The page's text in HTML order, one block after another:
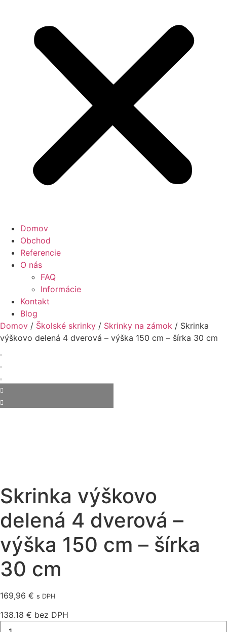
Domov
Obchod
Referencie
O nás
FAQ
Informácie
Kontakt
Blog
Domov / Školské skrinky / Skrinky na zámok / Skrinka
výškovo delená 4 dverová – výška 150 cm – šírka 30 cm
Skrinka výškovo
delená 4 dverová –
výška 150 cm – šírka
30 cm
169,96 € s DPH
138.18 € bez DPH
množstvo